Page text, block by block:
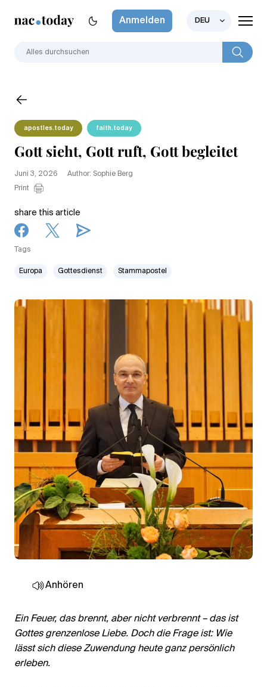
Anmelden DEU
apostles.today faith.today
Gott sieht, Gott ruft, Gott begleitet
Juni 3, 2026
Author: Sophie Berg
Print
share this article
Tags
Europa Gottesdienst Stammapostel
Anhören
Ein Feuer, das brennt, aber nicht verbrennt – das ist
Gottes grenzenlose Liebe. Doch die Frage ist: Wie
lässt sich diese Zuwendung heute ganz persönlich
erleben.